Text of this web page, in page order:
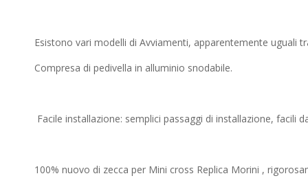
Esistono vari modelli di Avviamenti, apparentemente uguali
Compresa di pedivella in alluminio snodabile.
Facile installazione: semplici passaggi di installazione, facili
100% nuovo di zecca per Mini cross Replica Morini ,